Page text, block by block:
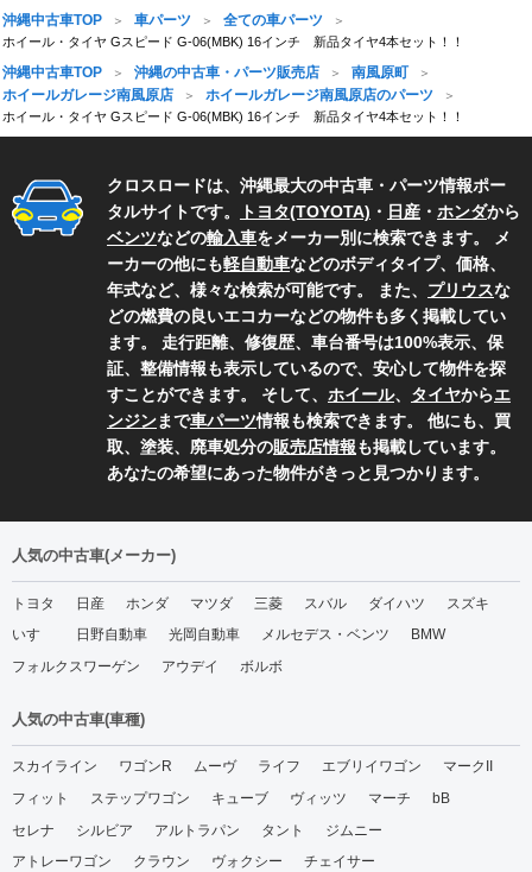
沖縄中古車TOP 車パーツ 全ての車パーツ
ホイール・タイヤ Gスピード G-06(MBK) 16インチ 新品タイヤ4本セット！！
沖縄中古車TOP 沖縄の中古車・パーツ販売店
南風原町
ホイールガレージ南風原店
ホイールガレージ南風原店のパーツ
ホイール・タイヤ Gスピード G-06(MBK) 16インチ 新品タイヤ4本セット！！
クロスロードは、沖縄最大の中古車・パーツ情報ポー
タルサイトです。
トヨタ(TOYOTA) ・ 日産 ・ ホンダから
ベンツなどの輸入車をメーカー別に検索できます。 メ
ーカーの他にも軽自動車などのボディタイプ、価格、
年式など、様々な検索が可能です。 また、 プリウスな
どの燃費の良いエコカーなどの物件も多く掲載してい
ます。 走行距離、修復歴、車台番号は100%表示、保
証、整備情報も表示しているので、安心して物件を探
すことができます。 そして、 ホイール、 タイヤからエ
ンジンまで車パーツ情報も検索できます。 他にも、買
取、塗装、廃車処分の販売店情報も掲載しています。
あなたの希望にあった物件がきっと見つかります。
人気の中古車(メーカー)
トヨタ 日産 ホンダ マツダ 三菱 スバル ダイハツ
スズキ
いすゞ
日野自動車 光岡自動車 メルセデス・ベンツ
BMW
フォルクスワーゲン
アウデイ ボルボ
人気の中古車(車種)
スカイライン ワゴンR ムーヴ ライフ エブリイワゴン
マークII
フィット
ステップワゴン キューブ ヴィッツ マーチ
bB
セレナ
シルビア アルトラパン タント
ジムニー
アトレーワゴン
クラウン ヴォクシー チェイサー